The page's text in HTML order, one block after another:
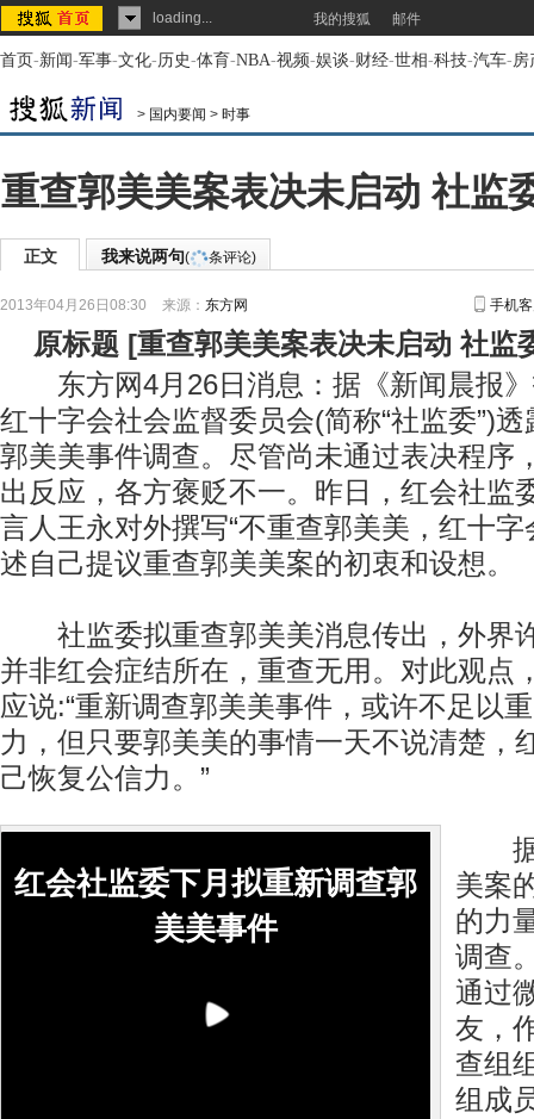
loading... 我的搜狐 邮件
首页-新闻-军事-文化-历史-体育-NBA-视频-娱谈-财经-世相-科技-汽车-房
> 国内要闻 > 时事
重查郭美美案表决未启动 社监
正文 我来说两句( 条评论)
2013年04月26日08:30 来源： 东方网 手机
原标题 [重查郭美美案表决未启动 社监
东方网4月26日消息：据《新闻晨报》
红十字会社会监督委员会(简称“社监委”)
郭美美事件调查。尽管尚未通过表决程序
出反应，各方褒贬不一。昨日，红会社监
言人王永对外撰写“不重查郭美美，红十字
述自己提议重查郭美美案的初衷和设想。
社监委拟重查郭美美消息传出，外界
并非红会症结所在，重查无用。对此观点
应说:“重新调查郭美美事件，或许不足以
力，但只要郭美美的事情一天不说清楚，
己恢复公信力。”
红会社监委下月拟重新调查郭
美美事件
据
美案
的力
调查
通过
友，
查组
组成